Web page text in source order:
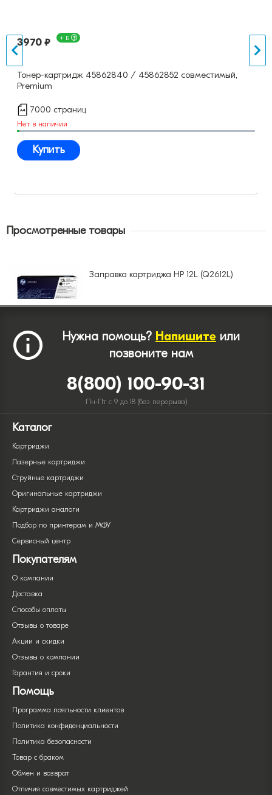
3970 ₽ + Б
Тонер-картридж 45862840 / 45862852 совместимый,
Premium
7000 страниц
Нет в наличии
Купить
Просмотренные товары
Заправка картриджа HP 12L (Q2612L)
Нужна помощь? Напишите или
позвоните нам
8(800) 100-90-31
Пн-Пт с 9 до 18 (без перерыва)
Каталог
Картриджи
Лазерные картриджи
Струйные картриджи
Оригинальные картриджи
Картриджи аналоги
Подбор по принтерам и МФУ
Сервисный центр
Покупателям
О компании
Доставка
Способы оплаты
Отзывы о товаре
Акции и скидки
Отзывы о компании
Гарантия и сроки
Помощь
Программа лояльности клиентов
Политика конфиденциальности
Политика безопасности
Товар с браком
Обмен и возврат
Отличия совместимых картриджей